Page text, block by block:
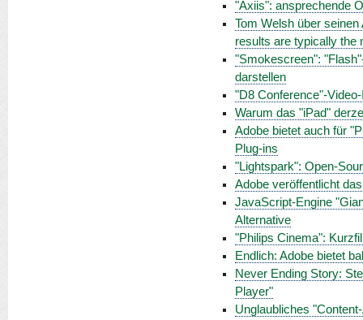
"Axiis": ansprechende
Tom Welsh über
results are typically the
"Smokescreen":
darstellen
"D8 Conference"-
Warum das "iPad"
Adobe bietet auch für
Plug-ins
"Lightspark": Open-
Adobe veröffentlicht
JavaScript-Engine
Alternative
"Philips Cinema":
Endlich: Adobe bietet
Never Ending Story:
Player"
Unglaubliches